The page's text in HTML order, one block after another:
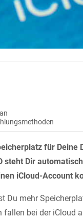
für Deine
steht Dir
iCloud-Account
Du mehr
fallen bei der iCloud